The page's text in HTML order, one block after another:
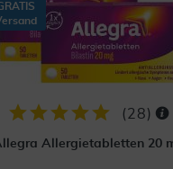
(28)
Allergietabletten 20